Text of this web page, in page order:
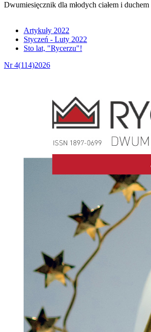
Dwumiesięcznik dla młodych ciałem i duchem
Artykuły 2022
Styczeń - Luty 2022
Sto lat, "Rycerzu"!
Nr 4(114)2026